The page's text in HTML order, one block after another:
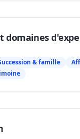
domaines
& famille